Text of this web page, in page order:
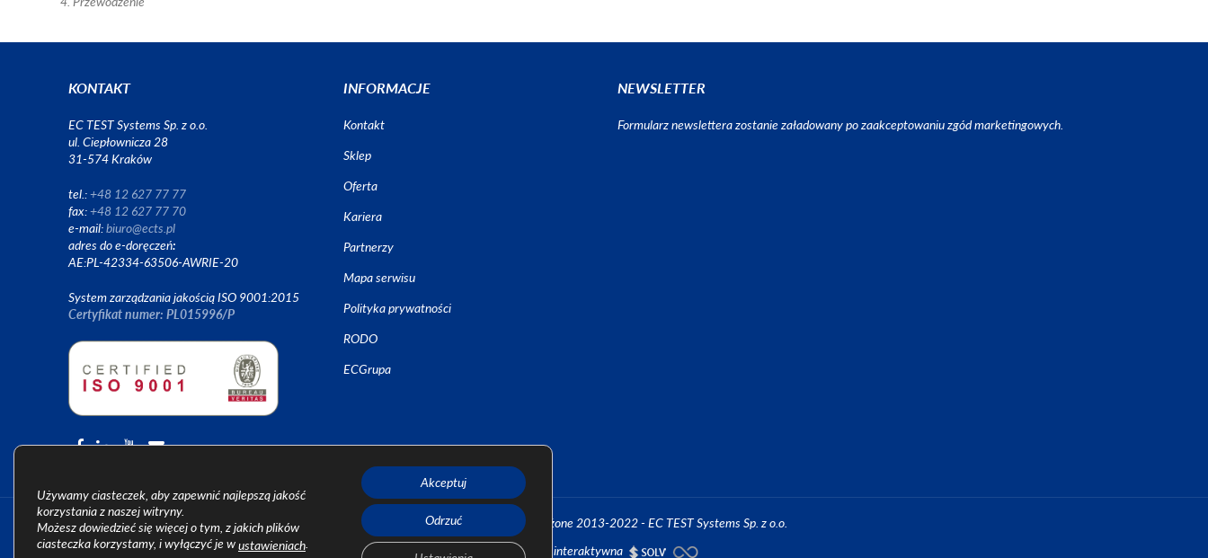
KONTAKT
EC TEST Systems Sp. z o.o.
ul. Ciepłownicza 28
31-574 Kraków
tel.:+48 12 627 77 77
fax:+48 12 627 77 70
e-mail:biuro@ects.pl
adres do e-doręczeń:
AE:PL-42334-63506-AWRIE-20
System zarządzania jakością ISO 9001:2015
Certyfikat numer: PL015996/P
INFORMACJE
Kontakt
Sklep
Oferta
Kariera
Partnerzy
Mapa serwisu
Polityka prywatności
RODO
ECGrupa
NEWSLETTER
Formularz newslettera zostanie załadowany po zaakceptowaniu zgód marketingowych.
Wszystkie prawa zastrzeżone 2013-2022 - EC TEST Systems Sp. z o.o.
Agencja interaktywna
Używamy ciasteczek, aby zapewnić najlepszą jakość
korzystania z naszej witryny.
Możesz dowiedzieć się więcej o tym, z jakich plików
ciasteczka korzystamy, i wyłączyć je wustawieniach.
Akceptuj
Odrzuć